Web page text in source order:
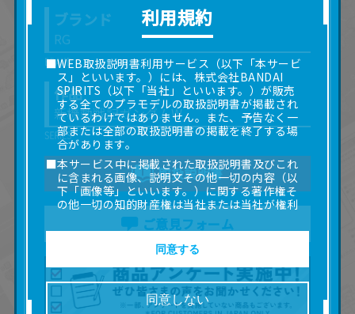
ブランド
RG
作品
新機動戦記ガンダムW
取扱説明書
ご意見フォーム
利用規約
■WEB取扱説明書利用サービス（以下「本サービ
ス」といいます。）には、株式会社BANDAI
SPIRITS（以下「当社」といいます。）が販売
する全てのプラモデルの取扱説明書が掲載され
ているわけではありません。また、予告なく一
部または全部の取扱説明書の掲載を終了する場
合があります。
■本サービス中に掲載された取扱説明書及びこれ
に含まれる画像、説明文その他一切の内容（以
下「画像等」といいます。）に関する著作権そ
の他一切の知的財産権は当社または当社が権利
の許諾を受ける第三者に帰属します。
使用（本サービス内の意見投稿の目的での画像
等の利用を含みます。）を超えて使用（複製、
複写、改変、掲示、頒布、配信、販売、出版等
を含むがこれに限りません。）することは禁止
いたします。
同意しない
同意する